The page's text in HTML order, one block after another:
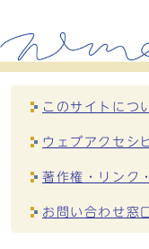
このサイトにつ
ウェブアクセシ
著作権・リンク
お問い合わせ窓